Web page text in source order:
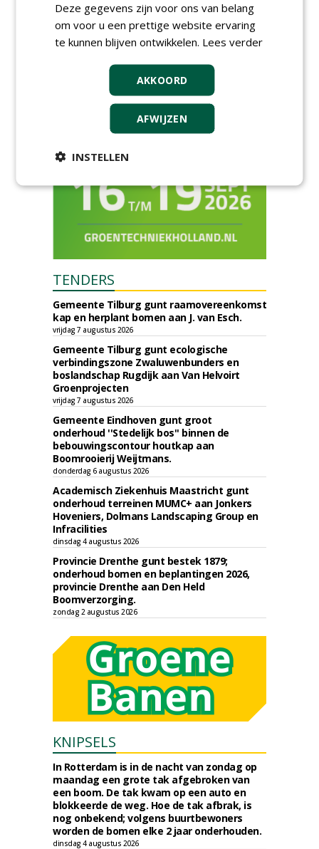
vrijdag 9 oktober 2026
Event: De stad van de
toekomst begint in de
donderdag 5 november 2026
TENDERS
Gemeente Tilburg gunt raamovereenkomst
kap en herplant bomen aan J. van Esch.
vrijdag 7 augustus 2026
Gemeente Tilburg gunt ecologische
verbindingszone Zwaluwenbunders en
boslandschap Rugdijk aan Van Helvoirt
Groenprojecten
vrijdag 7 augustus 2026
Gemeente Eindhoven gunt groot
onderhoud ''Stedelijk bos'' binnen de
bebouwingscontour houtkap aan
Boomrooierij Weijtmans.
donderdag 6 augustus 2026
Academisch Ziekenhuis Maastricht gunt
onderhoud terreinen MUMC+ aan Jonkers
Hoveniers, Dolmans Landscaping Group en
Infracilities
dinsdag 4 augustus 2026
Provincie Drenthe gunt bestek 1879;
onderhoud bomen en beplantingen 2026,
provincie Drenthe aan Den Held
Boomverzorging.
zondag 2 augustus 2026
KNIPSELS
In Rotterdam is in de nacht van zondag op
maandag een grote tak afgebroken van
een boom. De tak kwam op een auto en
blokkeerde de weg. Hoe de tak afbrak, is
nog onbekend; volgens buurtbewoners
worden de bomen elke 2 jaar onderhouden.
dinsdag 4 augustus 2026
Deze gegevens zijn voor ons van belang
om voor u een prettige website ervaring
te kunnen blijven ontwikkelen. Lees verder
AKKOORD
AFWIJZEN
INSTELLEN